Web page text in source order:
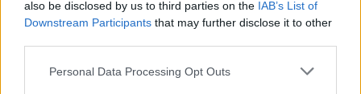
also be disclosed by us to third parties on the IAB’s List of
Downstream Participants that may further disclose it to other
Personal Data Processing Opt Outs
Δεκεμβρίου η ΓΣ
Πειραιώς μετά την ΑΜΚ